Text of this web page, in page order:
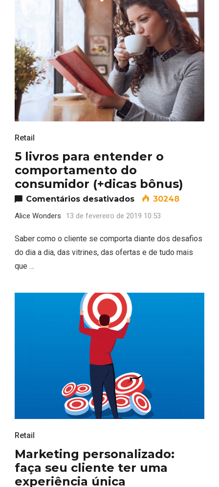
Retail
5 livros para entender o
comportamento do
consumidor (+dicas bônus)
Comentários desativadosem 5 livros para
30248
Alice Wonders 13 de fevereiro de 2019 10:53
Saber como o cliente se comporta diante dos desafios
do dia a dia, das vitrines, das ofertas e de tudo mais
que …
Retail
Marketing personalizado:
faça seu cliente ter uma
experiência única